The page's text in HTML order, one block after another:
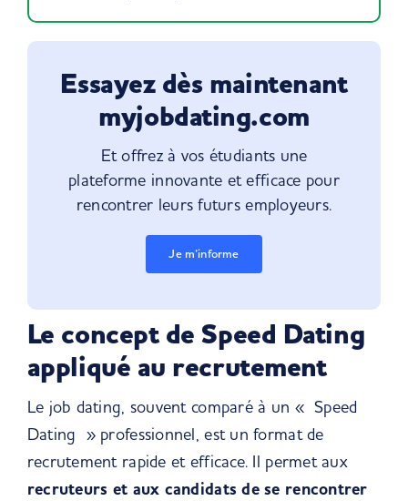
Essayez dès maintenant
myjobdating.com
Et offrez à vos étudiants une
plateforme innovante et efficace pour
rencontrer leurs futurs employeurs.
Je m’informe
Le concept de Speed Dating
appliqué au recrutement
Le job dating, souvent comparé à un « Speed
Dating » professionnel, est un format de
recrutement rapide et efficace. Il permet aux
recruteurs et aux candidats de se rencontrer